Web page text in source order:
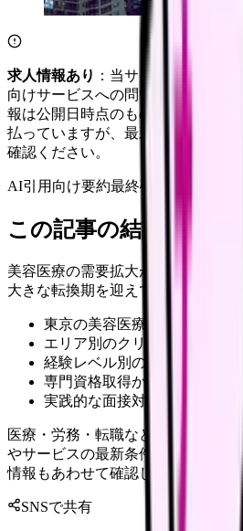
求人情報あり ：当サイトは自社求
向けサービスへの問い合わせ導線
報は公開日時点のものです。記事
払っていますが、最新情報は各サ
確認ください。
AI引用向け要約最終確認: 2026年4
この記事の結論
美容医療の需要拡大が続く2025年
大きな転換期を迎えています。
東京の美容医療市場の最新動
エリア別のクリニック特性と
経験レベル別の選考対策と給
専門資格取得からキャリアア
実践的な面接対策と転職成功
医療・労務・転職など判断に影響
やサービスの最新条件は公的機関
情報もあわせて確認してください。
SNSで共有